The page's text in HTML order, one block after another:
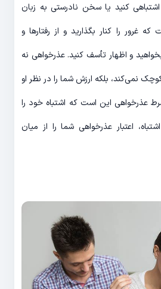
کنید یا سخن نادرستی به زبان
که غرور را کنار بگذارید و از رفتارها و
و اظهار تأسف کنید. عذرخواهی نه
نمی‌کند، بلکه ارزش شما را در نظر او
عذرخواهی این است که اشتباه خود را
اعتبار عذرخواهی شما را از میان